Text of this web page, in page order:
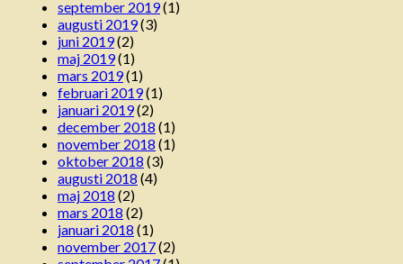
september 2019(1)
augusti 2019(3)
juni 2019(2)
maj 2019(1)
mars 2019(1)
februari 2019(1)
januari 2019(2)
december 2018 (1)
november 2018 (1)
oktober 2018 (3)
augusti 2018 (4)
maj 2018 (2)
mars 2018 (2)
januari 2018 (1)
november 2017(2)